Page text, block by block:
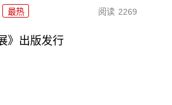
最热 阅读 2269
》出版发行